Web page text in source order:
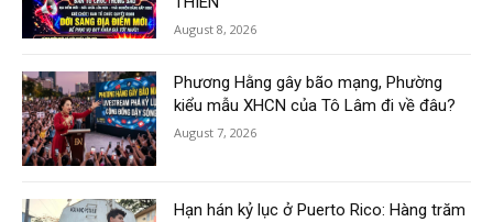
August 8, 2026
Phương Hằng gây bão mạng, Phường
kiểu mẫu XHCN của Tô Lâm đi về đâu?
August 7, 2026
Hạn hán kỷ lục ở Puerto Rico: Hàng trăm